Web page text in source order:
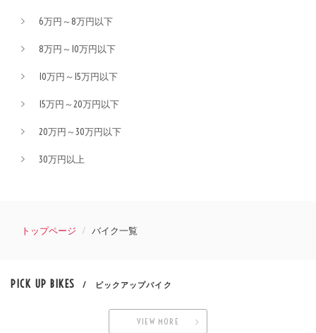
6万円～8万円以下
8万円～10万円以下
10万円～15万円以下
15万円～20万円以下
20万円～30万円以下
30万円以上
トップページ バイク一覧
PICK UP BIKES / ピックアップバイク
VIEW MORE